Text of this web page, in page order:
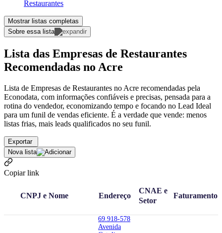
Restaurantes
Mostrar listas completas
Sobre essa lista
Lista das Empresas de Restaurantes
Recomendadas no Acre
Lista de Empresas de Restaurantes no Acre recomendadas pela
Econodata, com informações confiáveis e precisas, pensada para a
rotina do vendedor, economizando tempo e focando no Lead Ideal
para um funil de vendas eficiente. É a verdade que vende: menos
listas frias, mais leads qualificados no seu funil.
Exportar
Nova lista
Copiar link
CNPJ e Nome Endereço
CNAE e
Setor
Faturamento
69.918-578
Avenida